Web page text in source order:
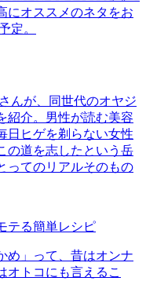
にオススメのネタをお
定。
んが、同世代のオヤジ
紹介。男性が読む美容
日ヒゲを剃らない女性
の道を志したという岳
ってのリアルそのもの
テる簡単レシピ
め」って、昔はオンナ
オトコにも言えるこ